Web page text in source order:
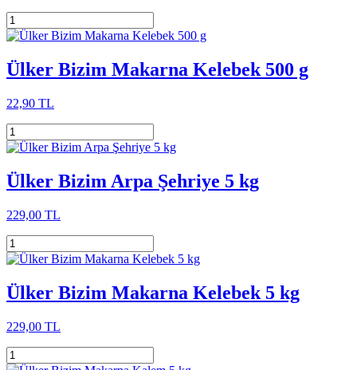
Ülker Bizim Makarna Kelebek 500 g
22,90 TL
Ülker Bizim Arpa Şehriye 5 kg
229,00 TL
Ülker Bizim Makarna Kelebek 5 kg
229,00 TL